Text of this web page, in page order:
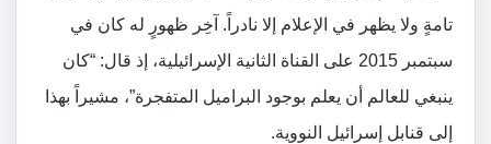
تامةٍ ولا يظهر في الإعلام إلا نادراً. آخِر ظهورٍ له كان في
سبتمبر 2015 على القناة الثانية الإسرائيلية، إذ قال: “كان
ينبغي للعالم أن يعلم بوجود البراميل المتفجرة”، مشيراً بهذا
إلى قنابل إسرائيل النووية.